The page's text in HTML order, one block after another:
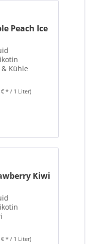
Peach Ice
Kühle
€ * / 1 Liter)
Kiwi
€ * / 1 Liter)